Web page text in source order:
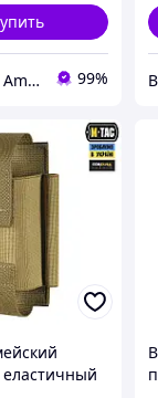
Source Of Ammunition 99%